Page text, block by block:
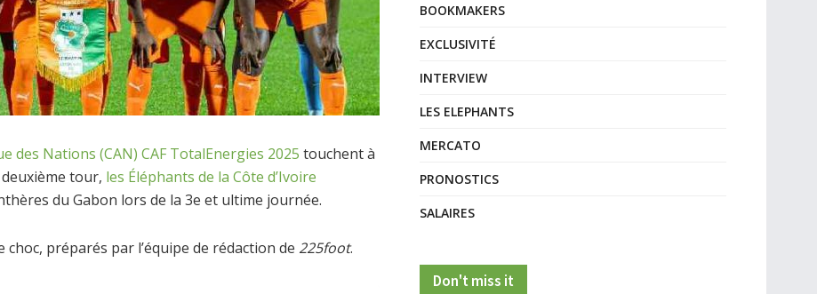
des Nations (CAN) CAF TotalEnergies 2025 touchent à
tour, les Éléphants de la Côte d’Ivoire
du Gabon lors de la 3e et ultime journée.
préparés par l’équipe de rédaction de 225foot.
BOOKMAKERS
EXCLUSIVITÉ
INTERVIEW
LES ELEPHANTS
MERCATO
PRONOSTICS
SALAIRES
Don't miss it